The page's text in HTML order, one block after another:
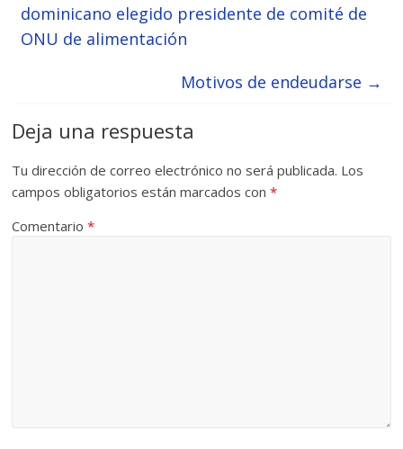
dominicano elegido presidente de comité de
ONU de alimentación
Motivos de endeudarse →
Deja una respuesta
Tu dirección de correo electrónico no será publicada. Los
campos obligatorios están marcados con*
Comentario*